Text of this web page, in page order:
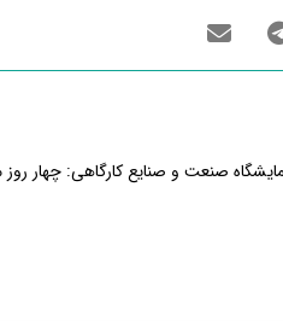
صنعت و صنایع کارگاهی: چهار روز